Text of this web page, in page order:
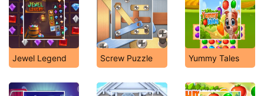
Jewel Legend Screw Puzzle Yummy Tales